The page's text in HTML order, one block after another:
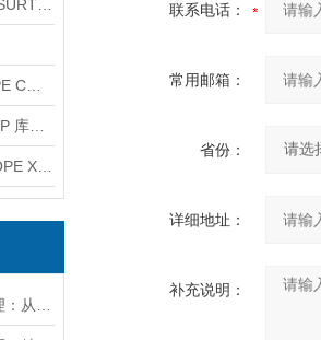
联系电话：
常用邮箱：
省份：
详细地址：
补充说明：